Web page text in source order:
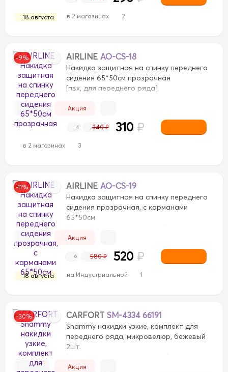
Дерево ЗамшаЗамша
экокожа экокожа
18 августа в 2 магазинах 2
-9% AIRLINE AO-CS-18
Накидка защитная на спинку переднего
сидения 65*50см прозрачная
[пвх, для переднего ряда]
Акция
в 2 магазинах 3
4 340 ₽ 310 ₽
-11% AIRLINE AO-CS-19
Накидка защитная на спинку переднего
сидения прозрачная, с карманами
65*50см
Акция
18 августа на Индустриальной 1
6 580 ₽ 520 ₽
-30% CARFORT SM-4334 66191
Shammy накидки узкие, комплект для
переднего ряда, микровелюр, бежевый
2шт.
Акция